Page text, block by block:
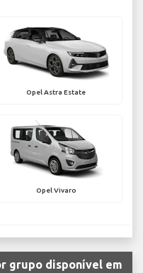
Opel Astra Estate
Opel Vivaro
grupo disponível em